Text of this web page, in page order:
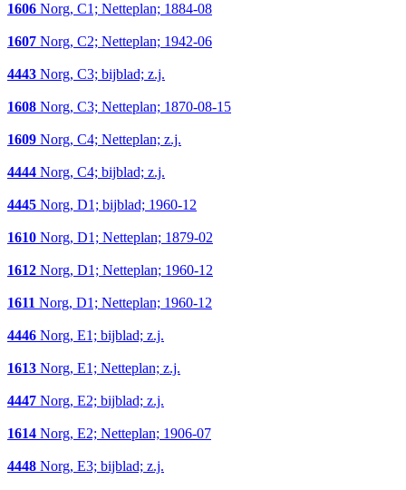
1606 Norg, C1; Netteplan; 1884-08
1607 Norg, C2; Netteplan; 1942-06
4443 Norg, C3; bijblad; z.j.
1608 Norg, C3; Netteplan; 1870-08-15
1609 Norg, C4; Netteplan; z.j.
4444 Norg, C4; bijblad; z.j.
4445 Norg, D1; bijblad; 1960-12
1610 Norg, D1; Netteplan; 1879-02
1612 Norg, D1; Netteplan; 1960-12
1611 Norg, D1; Netteplan; 1960-12
4446 Norg, E1; bijblad; z.j.
1613 Norg, E1; Netteplan; z.j.
4447 Norg, E2; bijblad; z.j.
1614 Norg, E2; Netteplan; 1906-07
4448 Norg, E3; bijblad; z.j.